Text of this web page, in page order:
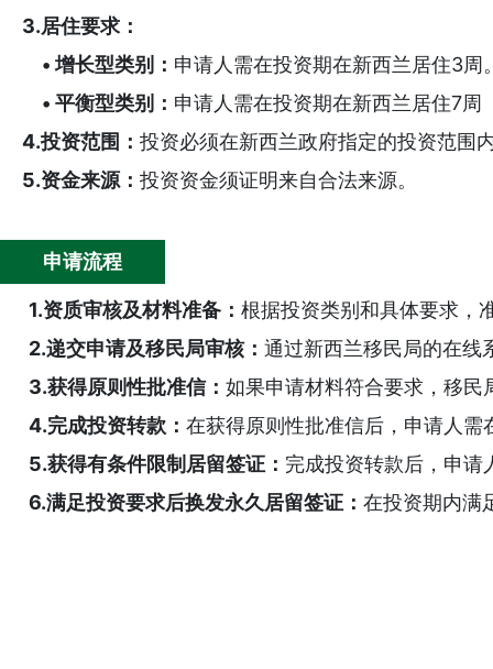
3.居住要求：
• 增长型类别： 申请人需在投资期在新西兰居住3周
• 平衡型类别： 申请人需在投资期在新西兰居住7
4.投资范围： 投资必须在新西兰政府指定的投资范围
5.资金来源： 投资资金须证明来自合法来源。
申请流程
1.资质审核及材料准备： 根据投资类别和具体要求，
2.递交申请及移民局审核： 通过新西兰移民局的在线
3.获得原则性批准信： 如果申请材料符合要求，移民
4.完成投资转款： 在获得原则性批准信后，申请人
5.获得有条件限制居留签证： 完成投资转款后，申请
6.满足投资要求后换发永久居留签证： 在投资期内满